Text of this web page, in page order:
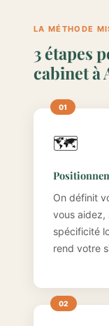
LA MÉTHODE
3 étapes
cabinet à
🗺️
On définit
vous aidez,
spécificité
rend votre